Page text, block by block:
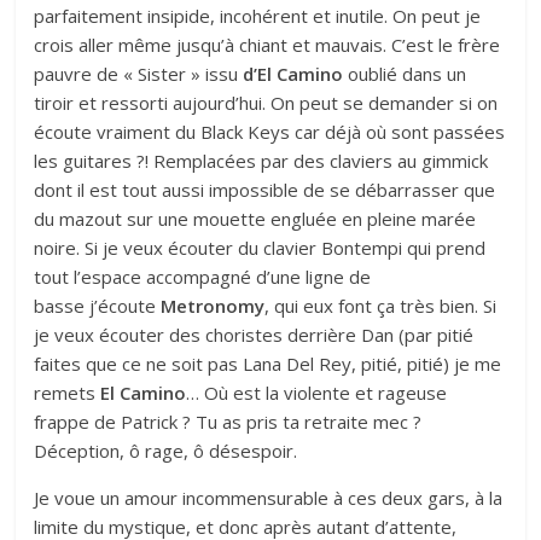
parfaitement insipide, incohérent et inutile. On peut je
crois aller même jusqu’à chiant et mauvais. C’est le frère
pauvre de « Sister » issu d’El Caminooublié dans un
tiroir et ressorti aujourd’hui. On peut se demander si on
écoute vraiment du Black Keys car déjà où sont passées
les guitares ?! Remplacées par des claviers au gimmick
dont il est tout aussi impossible de se débarrasser que
du mazout sur une mouette engluée en pleine marée
noire. Si je veux écouter du clavier Bontempi qui prend
tout l’espace accompagné d’une ligne de
basse j’écoute Metronomy, qui eux font ça très bien. Si
je veux écouter des choristes derrière Dan (par pitié
faites que ce ne soit pas Lana Del Rey, pitié, pitié) je me
remets El Camino… Où est la violente et rageuse
frappe de Patrick ? Tu as pris ta retraite mec ?
Déception, ô rage, ô désespoir.
Je voue un amour incommensurable à ces deux gars, à la
limite du mystique, et donc après autant d’attente,